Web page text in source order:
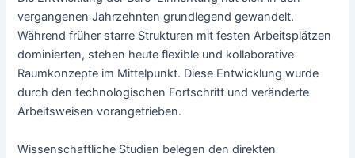
vergangenen Jahrzehnten grundlegend gewandelt.
Während früher starre Strukturen mit festen Arbeitsplätzen
dominierten, stehen heute flexible und kollaborative
Raumkonzepte im Mittelpunkt. Diese Entwicklung wurde
durch den technologischen Fortschritt und veränderte
Arbeitsweisen vorangetrieben.
Wissenschaftliche Studien belegen den direkten